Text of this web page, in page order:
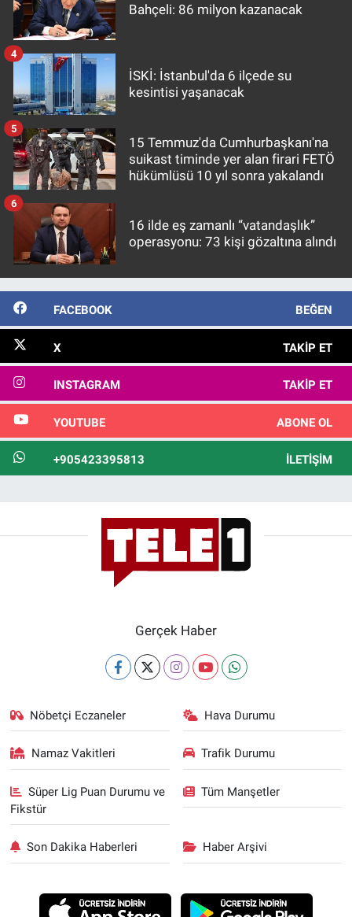
Bahçeli: 86 milyon kazanacak
İSKİ: İstanbul'da 6 ilçede su
kesintisi yaşanacak
4
15 Temmuz'da Cumhurbaşkanı'na
suikast timinde yer alan firari FETÖ
hükümlüsü 10 yıl sonra yakalandı
5
16 ilde eş zamanlı “vatandaşlık”
operasyonu: 73 kişi gözaltına alındı
6
FACEBOOK BEĞEN
X TAKIP ET
INSTAGRAM TAKIP ET
YOUTUBE ABONE OL
+905423395813 İLETIŞIM
Gerçek Haber
Nöbetçi Eczaneler Hava Durumu
Namaz Vakitleri Trafik Durumu
Süper Lig Puan Durumu ve
Fikstür
Tüm Manşetler
Son Dakika Haberleri Haber Arşivi